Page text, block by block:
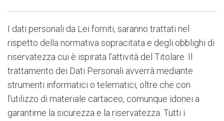
I dati personali da Lei forniti, saranno trattati nel
rispetto della normativa sopracitata e degli obblighi di
riservatezza cui è ispirata l’attività del Titolare. Il
trattamento dei Dati Personali avverrà mediante
strumenti informatici o telematici, oltre che con
l’utilizzo di materiale cartaceo, comunque idonei a
garantirne la sicurezza e la riservatezza. Tutti i